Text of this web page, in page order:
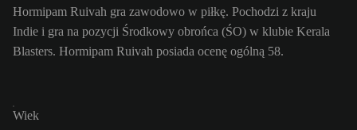
Hormipam Ruivah gra zawodowo w piłkę. Pochodzi z kraju
Indie i gra na pozycji Środkowy obrońca (ŚO) w klubie Kerala
Blasters. Hormipam Ruivah posiada ocenę ogólną 58.
Wiek